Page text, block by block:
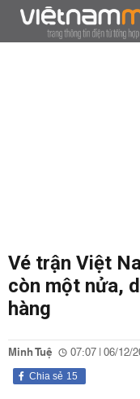
Vé trận Việt
còn một nửa,
hàng
Minh Tuệ 07:07 | 06/12/
15
Chia sẻ